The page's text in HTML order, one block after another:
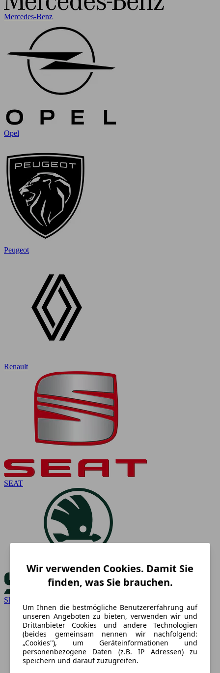
Mercedes-Benz
Opel
Peugeot
Renault
SEAT
Skoda
Wir verwenden Cookies. Damit Sie
finden, was Sie brauchen.
Um Ihnen die bestmögliche Benutzererfahrung auf
unseren Angeboten zu bieten, verwenden wir und
Drittanbieter Cookies und andere Technologien
(beides gemeinsam nennen wir nachfolgend:
„Cookies"), um Geräteinformationen und
personenbezogene Daten (z.B. IP Adressen) zu
speichern und darauf zuzugreifen.